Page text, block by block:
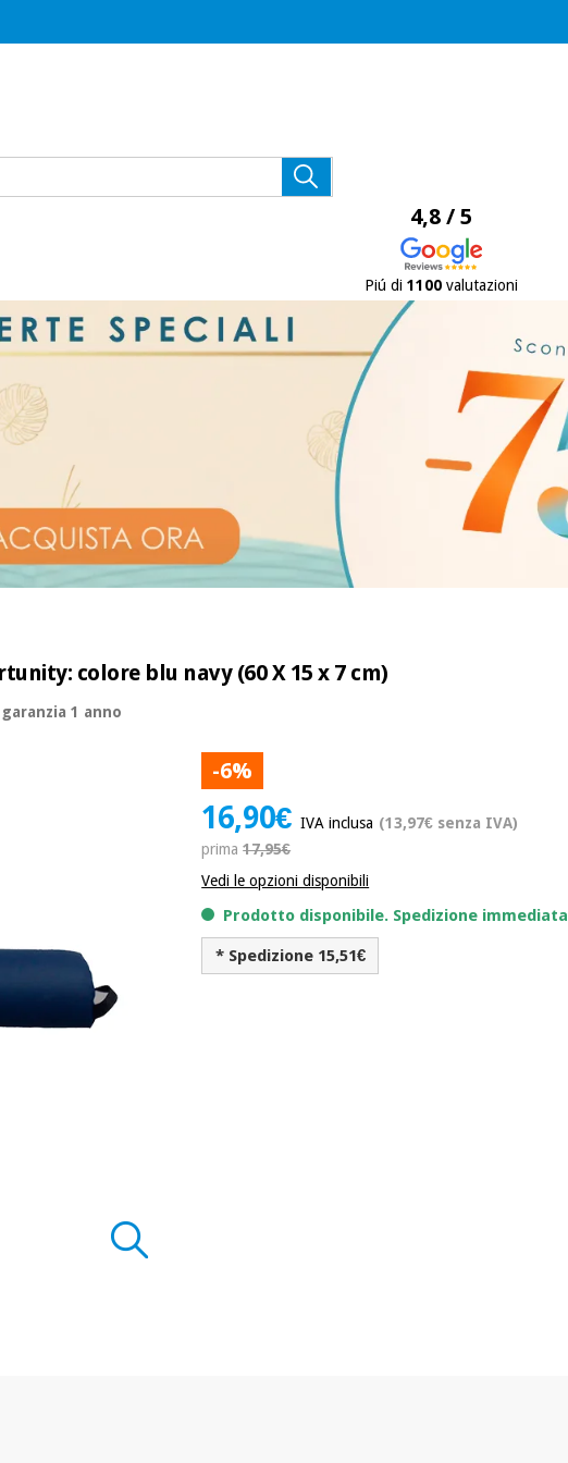
4,8 / 5
Piú di 1100valutazioni
colore blu navy (60 X 15 x 7 cm)
garanzia 1 anno
-6%
16,90€IVA inclusa (13,97€ senza IVA)
prima17,95€
Vedi le opzioni disponibili
Prodotto disponibile. Spedizione immediata
* Spedizione 15,51€